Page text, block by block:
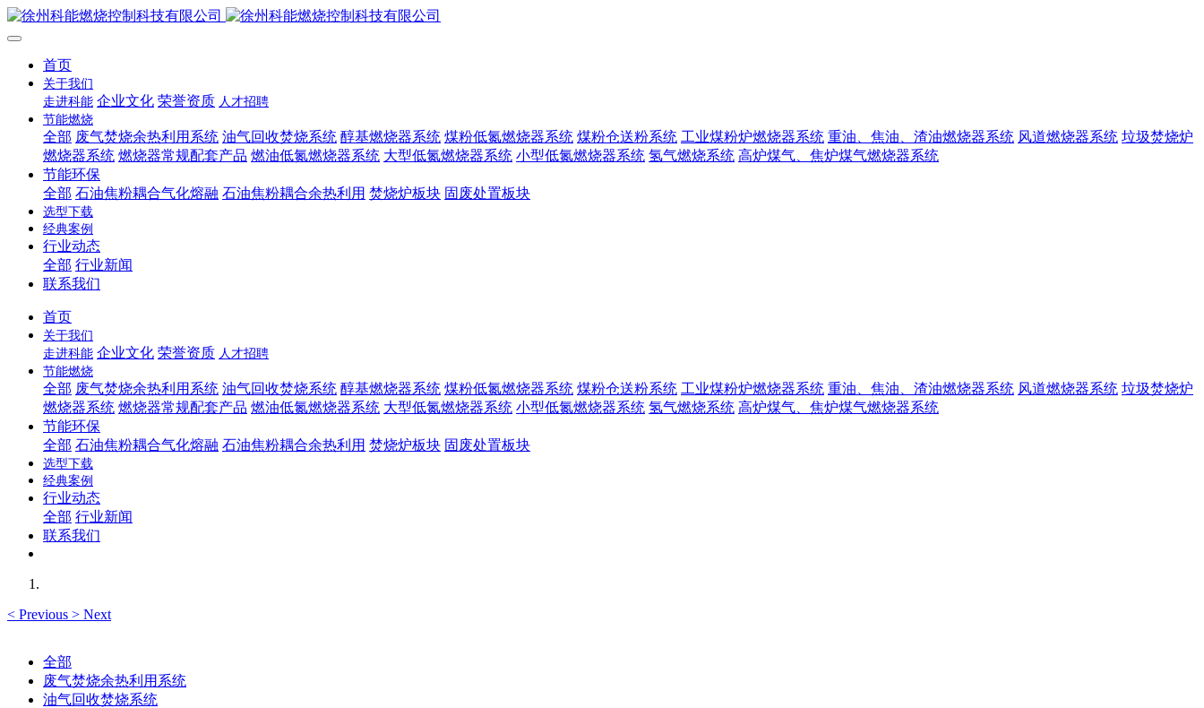
首页
关于我们
走进科能 企业文化 荣誉资质 人才招聘
节能燃烧
全部 废气焚烧余热利用系统 油气回收焚烧系统 醇基燃烧器系统 煤粉低氮燃烧器系统 煤粉仓送粉系统 工业煤粉炉燃烧器系统 重油、焦油、渣油燃烧器系统 风道燃烧器系统 垃圾焚烧炉
燃烧器系统 燃烧器常规配套产品 燃油低氮燃烧器系统 大型低氮燃烧器系统 小型低氮燃烧器系统 氢气燃烧系统 高炉煤气、焦炉煤气燃烧器系统
节能环保
全部 石油焦粉耦合气化熔融 石油焦粉耦合余热利用 焚烧炉板块 固废处置板块
选型下载
经典案例
行业动态
全部 行业新闻
联系我们
首页
关于我们
走进科能 企业文化 荣誉资质 人才招聘
节能燃烧
全部 废气焚烧余热利用系统 油气回收焚烧系统 醇基燃烧器系统 煤粉低氮燃烧器系统 煤粉仓送粉系统 工业煤粉炉燃烧器系统 重油、焦油、渣油燃烧器系统 风道燃烧器系统 垃圾焚烧炉
燃烧器系统 燃烧器常规配套产品 燃油低氮燃烧器系统 大型低氮燃烧器系统 小型低氮燃烧器系统 氢气燃烧系统 高炉煤气、焦炉煤气燃烧器系统
节能环保
全部 石油焦粉耦合气化熔融 石油焦粉耦合余热利用 焚烧炉板块 固废处置板块
选型下载
经典案例
行业动态
全部 行业新闻
联系我们
< Previous > Next
全部
废气焚烧余热利用系统
油气回收焚烧系统